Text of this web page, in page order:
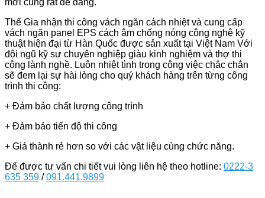
Thế Gia nhận thi công vách ngăn cách nhiệt và cung cấp
vách ngăn panel EPS cách âm chống nóng công nghệ kỹ
thuật hiện đại từ Hàn Quốc được sản xuất tại Việt Nam Với
đội ngũ kỹ sư chuyên nghiệp giàu kinh nghiệm và thợ thi
công lành nghề. Luôn nhiệt tình trong công việc chắc chắn
sẽ đem lại sự hài lòng cho quý khách hàng trên từng công
trình thi công:
+ Đảm bảo chất lượng công trình
+ Đảm bảo tiến độ thi công
+ Giá thành rẻ hơn so với các vật liệu cùng chức năng.
Để được tư vấn chi tiết vui lòng liên hệ theo hotline: 0222-3
635 359 /091.441.9899